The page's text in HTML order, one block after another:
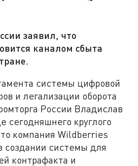
заявил, что
каналом сбыта
системы цифровой
и легализации оборота
России Владислав
сегодняшнего круглого
компания Wildberries
создании системы для
контрафакта и